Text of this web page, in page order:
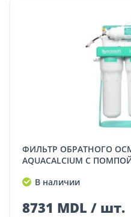
ФИЛЬТР ОБРАТНОГО ОСМОСА ECOSOFT P’URE
AQUACALCIUM С
В наличии
8731 MDL / шт.